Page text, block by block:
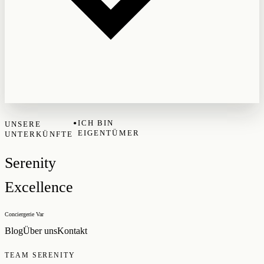
UNSERE
UNTERKÜNFTE
•ICH BIN
EIGENTÜMER
Serenity
Excellence
Conciergerie Var
BlogÜber unsKontakt
TEAM SERENITY